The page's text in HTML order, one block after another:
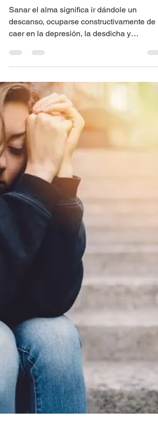
An Medina
3 min de lectura
Tú también puedes
sanar...
descanso, ocuparse constructivamente de
caer en la depresión, la desdicha y
abandono de ti...